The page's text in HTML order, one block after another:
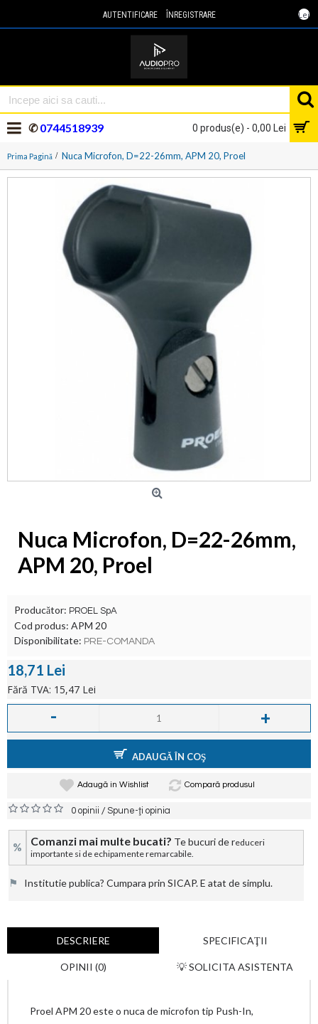
Lei
AUTENTIFICARE ÎNREGISTRARE
0 produs(e) - 0,00 Lei
✆0744518939
Prima Pagină Nuca Microfon, D=22-26mm, APM 20, Proel
Nuca Microfon, D=22-26mm,
APM 20, Proel
Producător: PROEL SpA
Cod produs: APM 20
Disponibilitate: PRE-COMANDA
18,71 Lei
Fără TVA: 15,47 Lei
- +
ADAUGĂ ÎN COŞ
Adaugă in Wishlist Compară produsul
0 opinii /Spune-ţi opinia
% Comanzi mai multe bucati? Te bucuri de reduceri
importante si de echipamente remarcabile.
⚑ Institutie publica? Cumpara prin SICAP. E atat de simplu.
DESCRIERE SPECIFICAŢII
OPINII (0) 💡 SOLICITA ASISTENTA
Proel APM 20 este o nuca de microfon tip Push-In,